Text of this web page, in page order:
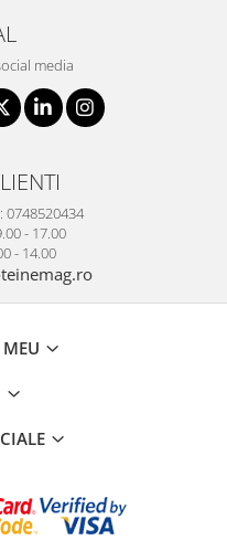
media
0748520434
- 17.00
- 14.00